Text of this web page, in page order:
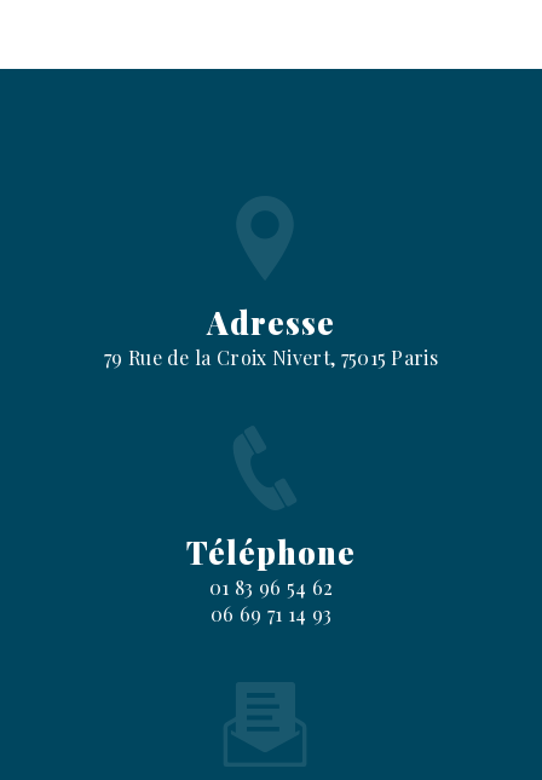
Adresse
79 Rue de la Croix Nivert, 75015 Paris
Téléphone
01 83 96 54 62
06 69 71 14 93